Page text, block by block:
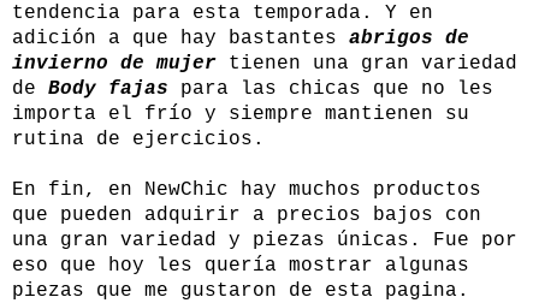
tendencia para esta temporada. Y en
adición a que hay bastantes abrigos de
invierno de mujer tienen una gran variedad
de Body fajas para las chicas que no les
importa el frío y siempre mantienen su
rutina de ejercicios.
En fin, en NewChic hay muchos productos
que pueden adquirir a precios bajos con
una gran variedad y piezas únicas. Fue por
eso que hoy les quería mostrar algunas
piezas que me gustaron de esta pagina.